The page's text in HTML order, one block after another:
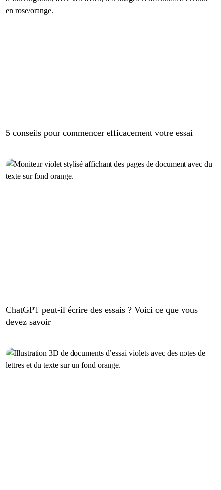
5 conseils pour commencer efficacement votre essai
ChatGPT peut-il écrire des essais ? Voici ce que vous
devez savoir